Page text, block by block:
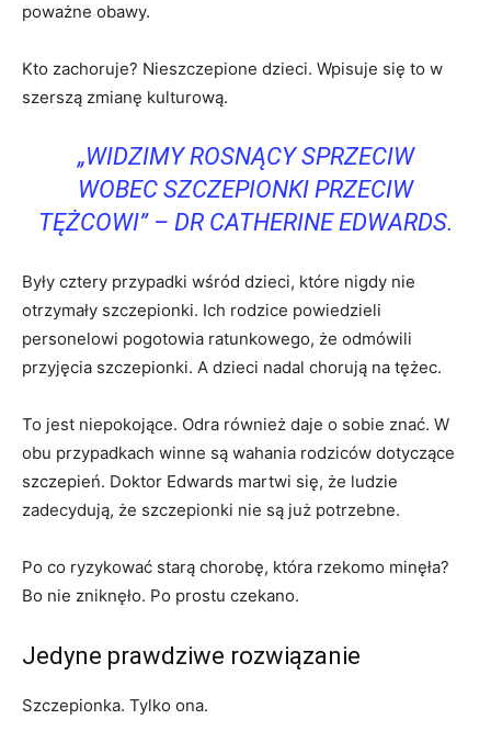
poważne obawy.
Kto zachoruje? Nieszczepione dzieci. Wpisuje się to w
szerszą zmianę kulturową.
„WIDZIMY ROSNĄCY SPRZECIW
WOBEC SZCZEPIONKI PRZECIW
TĘŻCOWI” – ​​DR CATHERINE EDWARDS.
Były cztery przypadki wśród dzieci, które nigdy nie
otrzymały szczepionki. Ich rodzice powiedzieli
personelowi pogotowia ratunkowego, że odmówili
przyjęcia szczepionki. A dzieci nadal chorują na tężec.
To jest niepokojące. Odra również daje o sobie znać. W
obu przypadkach winne są wahania rodziców dotyczące
szczepień. Doktor Edwards martwi się, że ludzie
zadecydują, że szczepionki nie są już potrzebne.
Po co ryzykować starą chorobę, która rzekomo minęła?
Bo nie zniknęło. Po prostu czekano.
Jedyne prawdziwe rozwiązanie
Szczepionka. Tylko ona.